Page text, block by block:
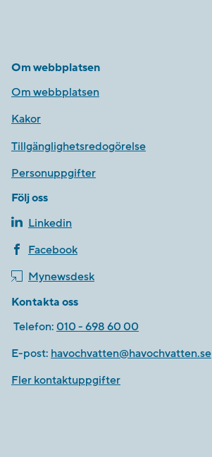
Om webbplatsen
Om webbplatsen
Kakor
Tillgänglighetsredogörelse
Personuppgifter
Följ oss
Linkedin
Facebook
Mynewsdesk
Kontakta oss
Telefon: 010 - 698 60 00
E-post: havochvatten@havochvatten.se
Fler kontaktuppgifter